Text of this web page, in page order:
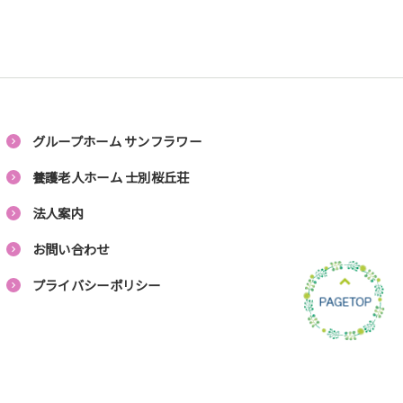
グループホーム サンフラワー
養護老人ホーム 士別桜丘荘
法人案内
お問い合わせ
プライバシーポリシー